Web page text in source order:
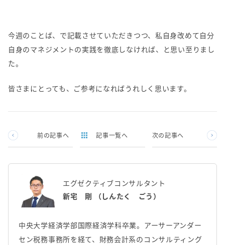
今週のことば、で記載させていただきつつ、私自身改めて自分
自身のマネジメントの実践を徹底しなければ、と思い至りまし
た。
皆さまにとっても、ご参考になればうれしく思います。
前の記事へ 記事一覧へ 次の記事へ
エグゼクティブコンサルタント
新宅 剛 （しんたく ごう）
中央大学経済学部国際経済学科卒業。アーサーアンダー
セン税務事務所を経て、財務会計系のコンサルティング